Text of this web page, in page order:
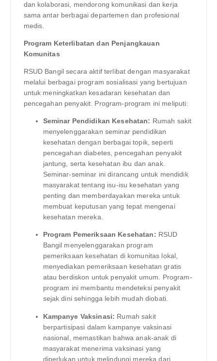
dan kolaborasi, mendorong komunikasi dan kerja
sama antar berbagai departemen dan profesional
medis.
Program Keterlibatan dan Penjangkauan
Komunitas
RSUD Bangil secara aktif terlibat dengan masyarakat
melalui berbagai program sosialisasi yang bertujuan
untuk meningkatkan kesadaran kesehatan dan
pencegahan penyakit. Program-program ini meliputi:
Seminar Pendidikan Kesehatan: Rumah sakit
menyelenggarakan seminar pendidikan
kesehatan dengan berbagai topik, seperti
pencegahan diabetes, pencegahan penyakit
jantung, serta kesehatan ibu dan anak.
Seminar-seminar ini dirancang untuk mendidik
masyarakat tentang isu-isu kesehatan yang
penting dan memberdayakan mereka untuk
membuat keputusan yang tepat mengenai
kesehatan mereka.
Program Pemeriksaan Kesehatan: RSUD
Bangil menyelenggarakan program
pemeriksaan kesehatan di komunitas lokal,
menyediakan pemeriksaan kesehatan gratis
atau berdiskon untuk penyakit umum. Program-
program ini membantu mendeteksi penyakit
sejak dini sehingga lebih mudah diobati.
Kampanye Vaksinasi: Rumah sakit
berpartisipasi dalam kampanye vaksinasi
nasional, memastikan bahwa anak-anak di
masyarakat menerima vaksinasi yang
diperlukan untuk melindungi mereka dari